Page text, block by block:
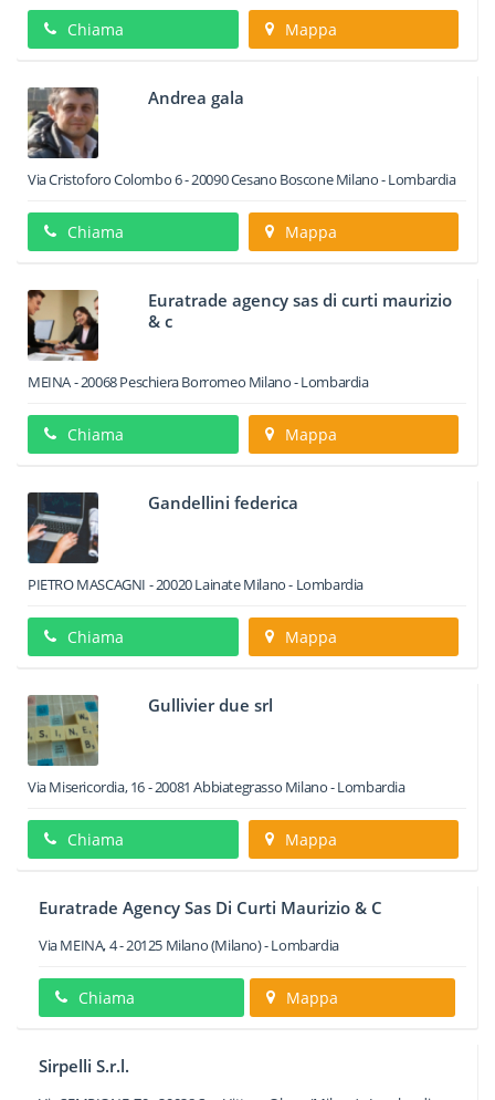
Chiama Mappa
Andrea gala
Via Cristoforo Colombo 6-20090Cesano BosconeMilano -Lombardia
Chiama Mappa
Euratrade agency sas di curti maurizio
& c
MEINA-20068Peschiera Borromeo Milano -Lombardia
Chiama Mappa
Gandellini federica
PIETRO MASCAGNI -20020LainateMilano - Lombardia
Chiama Mappa
Gullivier due srl
Via Misericordia, 16-20081 Abbiategrasso Milano -Lombardia
Chiama Mappa
Euratrade Agency Sas Di Curti Maurizio & C
Via MEINA, 4-20125 Milano(Milano) -Lombardia
Chiama Mappa
Sirpelli S.r.l.